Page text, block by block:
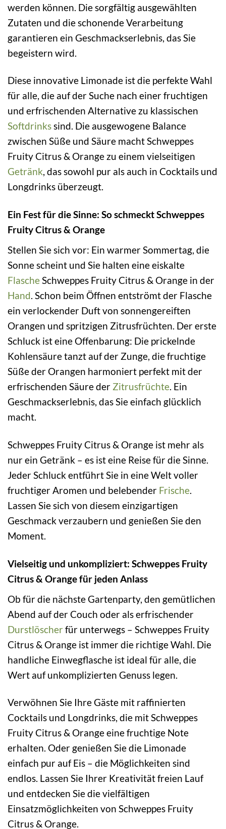
werden können. Die sorgfältig ausgewählten
Zutaten und die schonende Verarbeitung
garantieren ein Geschmackserlebnis, das Sie
begeistern wird.
Diese innovative Limonade ist die perfekte Wahl
für alle, die auf der Suche nach einer fruchtigen
und erfrischenden Alternative zu klassischen
Softdrinkssind. Die ausgewogene Balance
zwischen Süße und Säure macht Schweppes
Fruity Citrus & Orange zu einem vielseitigen
Getränk, das sowohl pur als auch in Cocktails und
Longdrinks überzeugt.
Ein Fest für die Sinne: So schmeckt Schweppes
Fruity Citrus & Orange
Stellen Sie sich vor: Ein warmer Sommertag, die
Sonne scheint und Sie halten eine eiskalte
FlascheSchweppes Fruity Citrus & Orange in der
Hand. Schon beim Öffnen entströmt der Flasche
ein verlockender Duft von sonnengereiften
Orangen und spritzigen Zitrusfrüchten. Der erste
Schluck ist eine Offenbarung: Die prickelnde
Kohlensäure tanzt auf der Zunge, die fruchtige
Süße der Orangen harmoniert perfekt mit der
erfrischenden Säure der Zitrusfrüchte. Ein
Geschmackserlebnis, das Sie einfach glücklich
macht.
Schweppes Fruity Citrus & Orange ist mehr als
nur ein Getränk – es ist eine Reise für die Sinne.
Jeder Schluck entführt Sie in eine Welt voller
fruchtiger Aromen und belebender Frische.
Lassen Sie sich von diesem einzigartigen
Geschmack verzaubern und genießen Sie den
Moment.
Vielseitig und unkompliziert: Schweppes Fruity
Citrus & Orange für jeden Anlass
Ob für die nächste Gartenparty, den gemütlichen
Abend auf der Couch oder als erfrischender
Durstlöscher für unterwegs – Schweppes Fruity
Citrus & Orange ist immer die richtige Wahl. Die
handliche Einwegflasche ist ideal für alle, die
Wert auf unkomplizierten Genuss legen.
Verwöhnen Sie Ihre Gäste mit raffinierten
Cocktails und Longdrinks, die mit Schweppes
Fruity Citrus & Orange eine fruchtige Note
erhalten. Oder genießen Sie die Limonade
einfach pur auf Eis – die Möglichkeiten sind
endlos. Lassen Sie Ihrer Kreativität freien Lauf
und entdecken Sie die vielfältigen
Einsatzmöglichkeiten von Schweppes Fruity
Citrus & Orange.